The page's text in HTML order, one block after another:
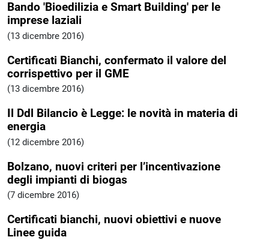
Bando 'Bioedilizia e Smart Building' per le
imprese laziali
(13 dicembre 2016)
Certificati Bianchi, confermato il valore del
corrispettivo per il GME
(13 dicembre 2016)
Il Ddl Bilancio è Legge: le novità in materia di
energia
(12 dicembre 2016)
Bolzano, nuovi criteri per l’incentivazione
degli impianti di biogas
(7 dicembre 2016)
Certificati bianchi, nuovi obiettivi e nuove
Linee guida